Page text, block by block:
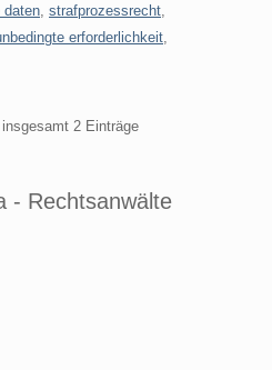
daten strafprozessrecht
erforderlichkeit
2 Einträge
- Rechtsanwälte